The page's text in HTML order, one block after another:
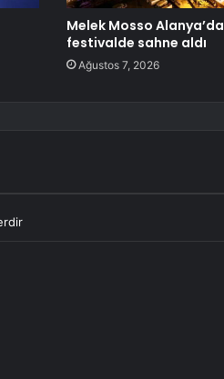
Melek Mosso Alanya’da
festivalde sahne aldı
Ağustos 7, 2026